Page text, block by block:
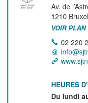
Av. de
1210
VOIR PLAN
02 220
HEURES
Du lundi